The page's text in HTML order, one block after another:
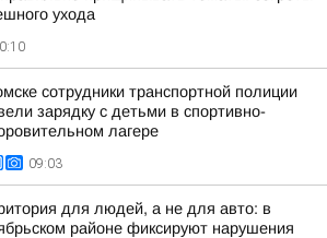
ухода
сотрудники транспортной полиции
зарядку с детьми в спортивно-
лагере
09:03
для людей, а не для авто: в
районе фиксируют нарушения